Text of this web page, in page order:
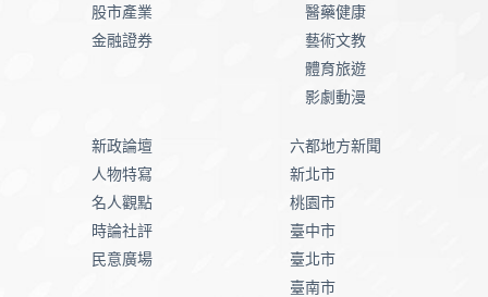
股市產業
金融證券
醫藥健康
藝術文教
體育旅遊
影劇動漫
新政論壇
人物特寫
名人觀點
時論社評
民意廣場
六都地方新聞
新北市
桃園市
臺中市
臺北市
臺南市